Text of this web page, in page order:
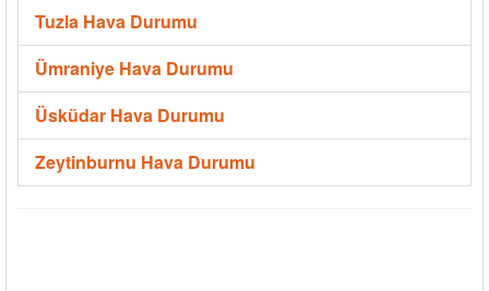
Tuzla Hava Durumu
Ümraniye Hava Durumu
Üsküdar Hava Durumu
Zeytinburnu Hava Durumu